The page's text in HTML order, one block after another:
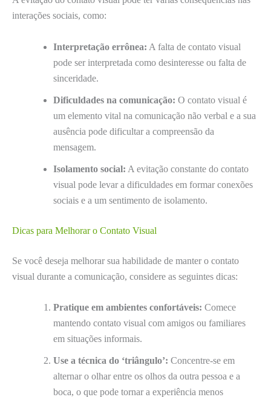
interações sociais, como:
Interpretação errônea: A falta de contato visual
pode ser interpretada como desinteresse ou falta de
sinceridade.
Dificuldades na comunicação: O contato visual é
um elemento vital na comunicação não verbal e a sua
ausência pode dificultar a compreensão da
mensagem.
Isolamento social: A evitação constante do contato
visual pode levar a dificuldades em formar conexões
sociais e a um sentimento de isolamento.
Dicas para Melhorar o Contato Visual
Se você deseja melhorar sua habilidade de manter o contato
visual durante a comunicação, considere as seguintes dicas:
Pratique em ambientes confortáveis: Comece
mantendo contato visual com amigos ou familiares
em situações informais.
Use a técnica do ‘triângulo’: Concentre-se em
alternar o olhar entre os olhos da outra pessoa e a
boca, o que pode tornar a experiência menos